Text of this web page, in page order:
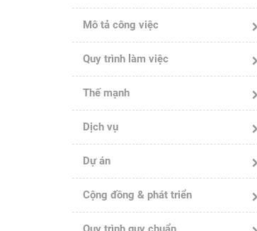
Mô tả công việc
Quy trình làm việc
Thế mạnh
Dịch vụ
Dự án
Cộng đồng & phát triển